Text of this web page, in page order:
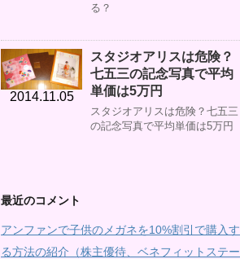
る？
2014.11.05
スタジオアリスは危険？
七五三の記念写真で平均
単価は5万円
スタジオアリスは危険？七五三
の記念写真で平均単価は5万円
最近のコメント
アンファンで子供のメガネを10%割引で購入す
る方法の紹介（株主優待、ベネフィットステー